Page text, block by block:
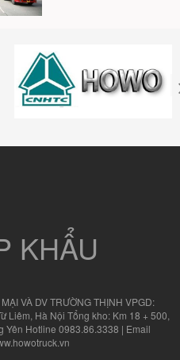
KHẨU
VÀ DV TRƯỜNG THỊNH VPGD:
Liêm, Hà Nội Tổng kho: Km 18 + 500,
Yên Hotline 0983.86.3338 | Email